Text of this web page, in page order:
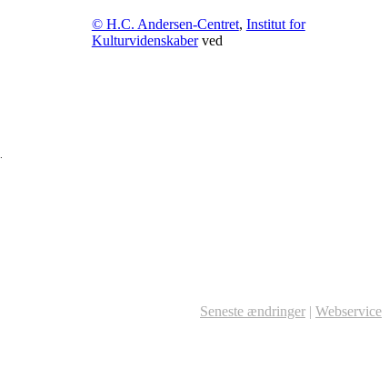
© H.C. Andersen-Centret, Institut for
Kulturvidenskaberved
Seneste ændringer | Webservice